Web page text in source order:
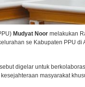
Mudyat Noor melakukan
se Kabupaten PPU di
digelar untuk
masyarakat